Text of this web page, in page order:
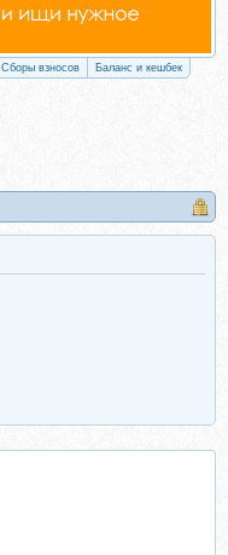
Сборы взносов Баланс и кешбек